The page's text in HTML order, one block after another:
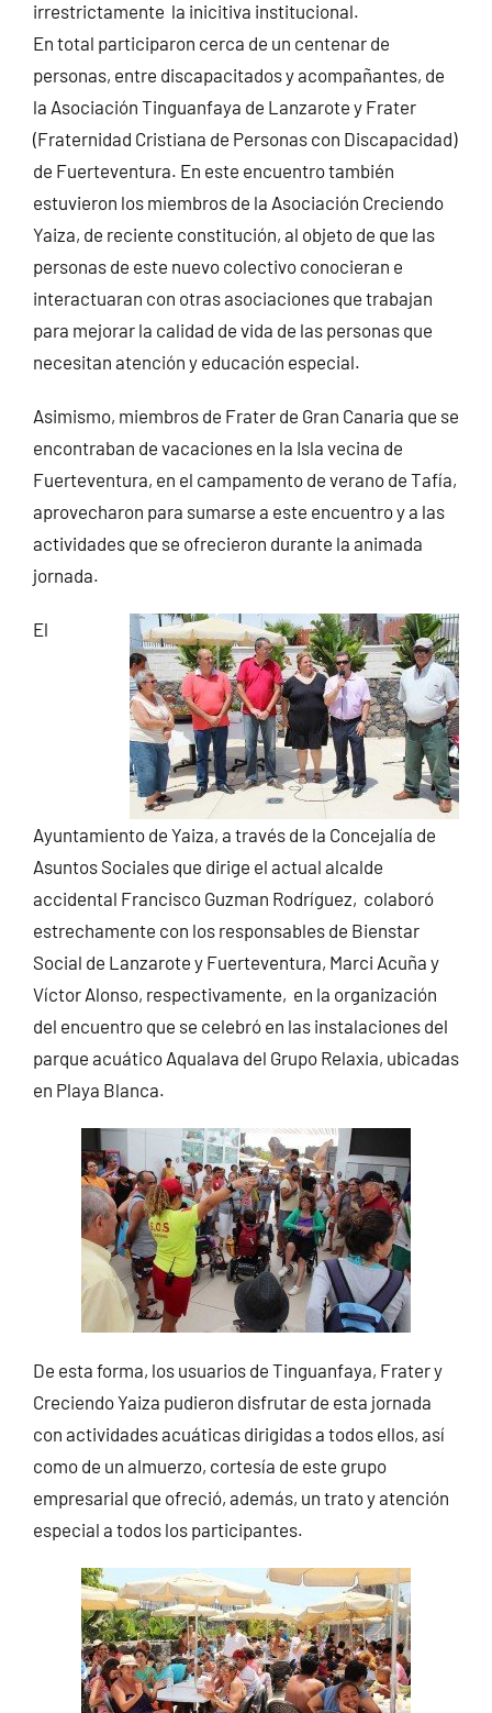
irrestrictamente la inicitiva institucional.
En total participaron cerca de un centenar de
personas, entre discapacitados y acompañantes, de
la Asociación Tinguanfaya de Lanzarote y Frater
(Fraternidad Cristiana de Personas con Discapacidad)
de Fuerteventura. En este encuentro también
estuvieron los miembros de la Asociación Creciendo
Yaiza, de reciente constitución, al objeto de que las
personas de este nuevo colectivo conocieran e
interactuaran con otras asociaciones que trabajan
para mejorar la calidad de vida de las personas que
necesitan atención y educación especial.
Asimismo, miembros de Frater de Gran Canaria que se
encontraban de vacaciones en la Isla vecina de
Fuerteventura, en el campamento de verano de Tafía,
aprovecharon para sumarse a este encuentro y a las
actividades que se ofrecieron durante la animada
jornada.
El
Ayuntamiento de Yaiza, a través de la Concejalía de
Asuntos Sociales que dirige el actual alcalde
accidental Francisco Guzman Rodríguez, colaboró
estrechamente con los responsables de Bienstar
Social de Lanzarote y Fuerteventura, Marci Acuña y
Víctor Alonso, respectivamente, en la organización
del encuentro que se celebró en las instalaciones del
parque acuático Aqualava del Grupo Relaxia, ubicadas
en Playa Blanca.
De esta forma, los usuarios de Tinguanfaya, Frater y
Creciendo Yaiza pudieron disfrutar de esta jornada
con actividades acuáticas dirigidas a todos ellos, así
como de un almuerzo, cortesía de este grupo
empresarial que ofreció, además, un trato y atención
especial a todos los participantes.